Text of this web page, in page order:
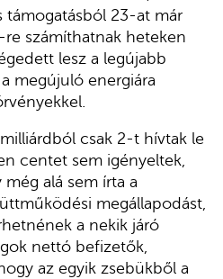
támogatásból 23-at már
re számíthatnak heteken
lesz a legújabb
megújuló energiára
csak 2-t hívtak le
centet sem igényeltek,
alá sem írta a
megállapodást,
a nekik járó
nettó befizetők,
az egyik zsebükből a